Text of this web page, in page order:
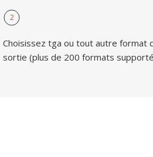
2
Choisissez tga ou tout autre format
sortie (plus de 200 formats